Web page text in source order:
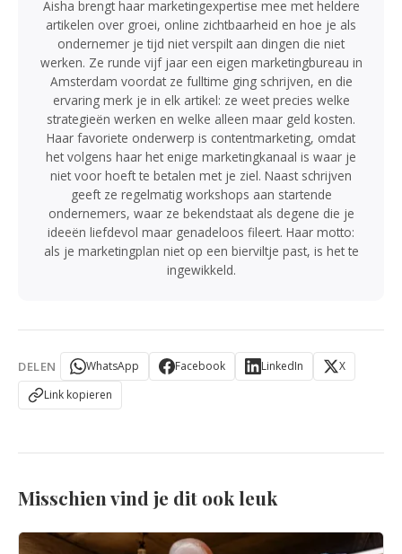
Aisha brengt haar marketingexpertise mee met heldere
artikelen over groei, online zichtbaarheid en hoe je als
ondernemer je tijd niet verspilt aan dingen die niet
werken. Ze runde vijf jaar een eigen marketingbureau in
Amsterdam voordat ze fulltime ging schrijven, en die
ervaring merk je in elk artikel: ze weet precies welke
strategieën werken en welke alleen maar geld kosten.
Haar favoriete onderwerp is contentmarketing, omdat
het volgens haar het enige marketingkanaal is waar je
niet voor hoeft te betalen met je ziel. Naast schrijven
geeft ze regelmatig workshops aan startende
ondernemers, waar ze bekendstaat als degene die je
ideeën liefdevol maar genadeloos fileert. Haar motto:
als je marketingplan niet op een bierviltje past, is het te
ingewikkeld.
DELEN WhatsApp Facebook LinkedIn
X
Link kopieren
Misschien vind je dit ook leuk